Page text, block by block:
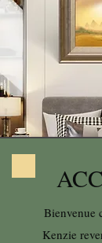
Bienvenue
Kenzie